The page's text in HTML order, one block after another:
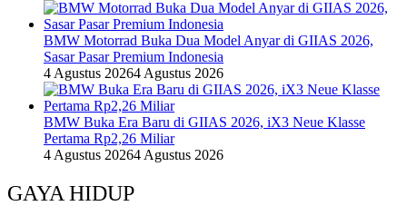
BMW Motorrad Buka Dua Model Anyar di GIIAS 2026,
Sasar Pasar Premium Indonesia
4 Agustus 20264 Agustus 2026
BMW Buka Era Baru di GIIAS 2026, iX3 Neue Klasse
Pertama Rp2,26 Miliar
4 Agustus 20264 Agustus 2026
GAYA HIDUP